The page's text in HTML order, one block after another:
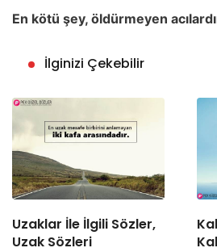
En kötü şey, öldürmeyen
İlginizi Çekebilir
Uzaklar İle İlgili Sözler,
Uzak Sözleri